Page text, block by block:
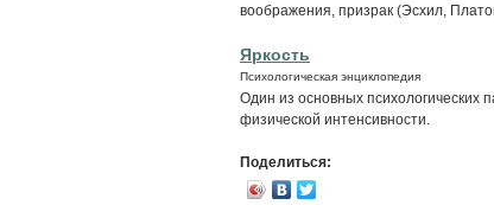
воображения, призрак (Эсхил,
Яркость
Психологическая энциклопедия
Один из основных психологических
физической интенсивности.
Поделиться: